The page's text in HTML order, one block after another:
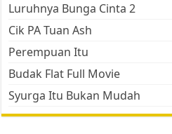
Luruhnya Bunga Cinta 2
Cik PA Tuan Ash
Perempuan Itu
Budak Flat Full Movie
Syurga Itu Bukan Mudah